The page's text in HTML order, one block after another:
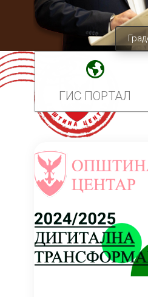
ГИС ПОРТАЛ